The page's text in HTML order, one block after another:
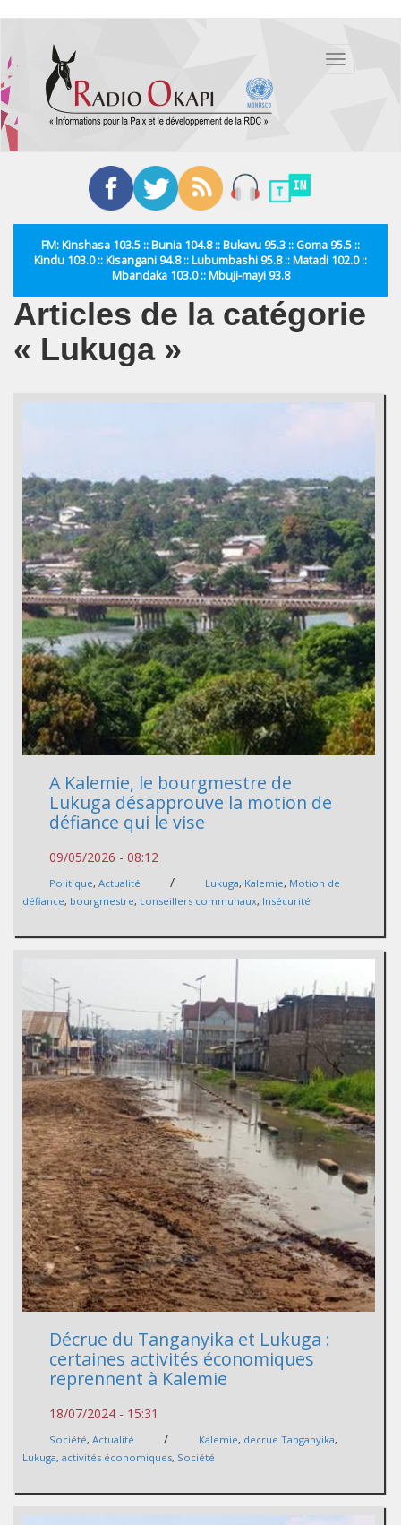
contenu
principal
Toggle
FM: Kinshasa 103.5 :: Bunia 104.8 :: Bukavu 95.3 :: Goma 95.5 ::
Kindu 103.0 :: Kisangani 94.8 :: Lubumbashi 95.8 :: Matadi 102.0 ::
Mbandaka 103.0 :: Mbuji-mayi 93.8
Articles de la catégorie
« Lukuga »
A Kalemie, le bourgmestre de
Lukuga désapprouve la motion de
défiance qui le vise
09/05/2026 - 08:12
Politique, Actualité / Lukuga, Kalemie, Motion de
défiance, bourgmestre, conseillers communaux, Insécurité
Décrue du Tanganyika et Lukuga :
certaines activités économiques
reprennent à Kalemie
18/07/2024 - 15:31
Société, Actualité / Kalemie, decrue Tanganyika,
Lukuga, activités économiques, Société